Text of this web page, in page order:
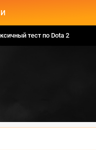
тест по Dota 2